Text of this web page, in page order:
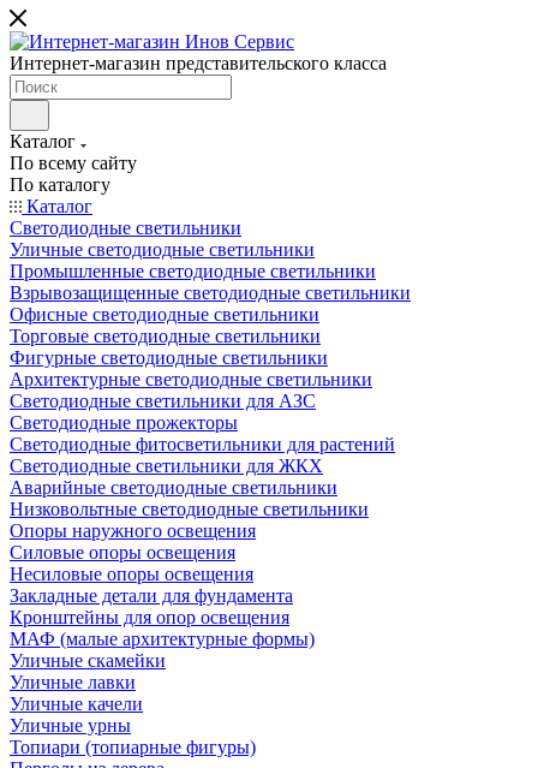
Интернет-магазин представительского класса
Каталог
По всему сайту
По каталогу
Каталог
Светодиодные светильники
Уличные светодиодные светильники
Промышленные светодиодные светильники
Взрывозащищенные светодиодные светильники
Офисные светодиодные светильники
Торговые светодиодные светильники
Фигурные светодиодные светильники
Архитектурные светодиодные светильники
Светодиодные светильники для АЗС
Светодиодные прожекторы
Светодиодные фитосветильники для растений
Светодиодные светильники для ЖКХ
Аварийные светодиодные светильники
Низковольтные светодиодные светильники
Опоры наружного освещения
Силовые опоры освещения
Несиловые опоры освещения
Закладные детали для фундамента
Кронштейны для опор освещения
МАФ (малые архитектурные формы)
Уличные скамейки
Уличные лавки
Уличные качели
Уличные урны
Топиари (топиарные фигуры)